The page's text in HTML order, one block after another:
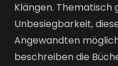
Klängen. Thematisch
Unbesiegbarkeit,
Angewandten
beschreiben die